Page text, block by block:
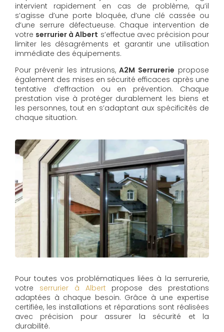
intervient rapidement en cas de problème, qu’il
s’agisse d’une porte bloquée, d’une clé cassée ou
d’une serrure défectueuse. Chaque intervention de
votre serrurier à Albert s’effectue avec précision pour
limiter les désagréments et garantir une utilisation
immédiate des équipements.
Pour prévenir les intrusions,A2M Serrurerie propose
également des mises en sécurité efficaces après une
tentative d’effraction ou en prévention. Chaque
prestation vise à protéger durablement les biens et
les personnes, tout en s’adaptant aux spécificités de
chaque situation.
Pour toutes vos problématiques liées à la serrurerie,
votre serrurier à Albert propose des prestations
adaptées à chaque besoin. Grâce à une expertise
certifiée, les installations et réparations sont réalisées
avec précision pour assurer la sécurité et la
durabilité.